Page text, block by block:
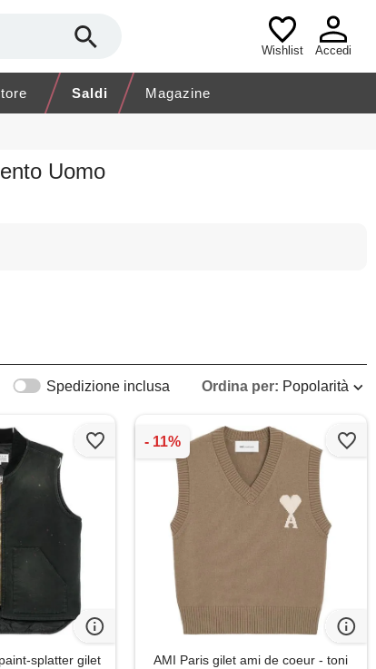
Wishlist Accedi
Saldi Magazine
Uomo
Ordina per: Popolarità
Spedizione inclusa
splatter gilet
AMI Paris gilet ami de coeur - toni